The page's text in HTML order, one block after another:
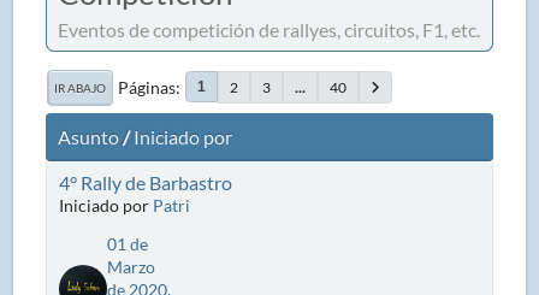
Eventos de competición de rallyes, circuitos, F1, etc.
IR ABAJO Páginas 1 2 3 ... 40
Asunto/Iniciado por
4° Rally de Barbastro
Iniciado por Patri
01 de
Marzo
de 2020,